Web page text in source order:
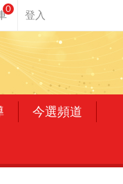
0
今選頻道